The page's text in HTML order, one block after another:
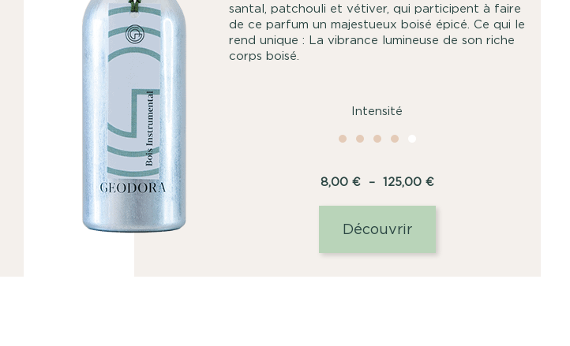
santal, patchouli et vétiver, qui participent à faire
de ce parfum un majestueux boisé épicé. Ce qui le
rend unique : La vibrance lumineuse de son riche
corps boisé.
Intensité
8,00€ – 125,00€Plage
Découvrir